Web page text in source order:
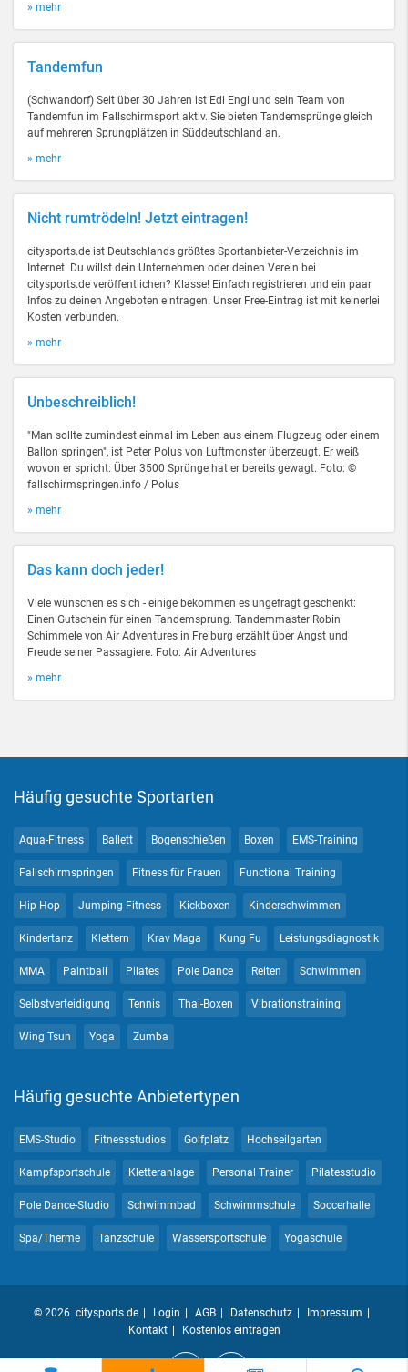
» mehr
Tandemfun
(Schwandorf) Seit über 30 Jahren ist Edi Engl und sein Team von
Tandemfun im Fallschirmsport aktiv. Sie bieten Tandemsprünge gleich
auf mehreren Sprungplätzen in Süddeutschland an.
» mehr
Nicht rumtrödeln! Jetzt eintragen!
citysports.de ist Deutschlands größtes Sportanbieter-Verzeichnis im
Internet. Du willst dein Unternehmen oder deinen Verein bei
citysports.de veröffentlichen? Klasse! Einfach registrieren und ein paar
Infos zu deinen Angeboten eintragen. Unser Free-Eintrag ist mit keinerlei
Kosten verbunden.
» mehr
Unbeschreiblich!
"Man sollte zumindest einmal im Leben aus einem Flugzeug oder einem
Ballon springen", ist Peter Polus von Luftmonster überzeugt. Er weiß
wovon er spricht: Über 3500 Sprünge hat er bereits gewagt. Foto: ©
fallschirmspringen.info / Polus
» mehr
Das kann doch jeder!
Viele wünschen es sich - einige bekommen es ungefragt geschenkt:
Einen Gutschein für einen Tandemsprung. Tandemmaster Robin
Schimmele von Air Adventures in Freiburg erzählt über Angst und
Freude seiner Passagiere. Foto: Air Adventures
» mehr
Häufig gesuchte Sportarten
Aqua-Fitness Ballett Bogenschießen Boxen EMS-Training
Fallschirmspringen Fitness für Frauen Functional Training
Hip Hop Jumping Fitness Kickboxen Kinderschwimmen
Kindertanz Klettern Krav Maga Kung Fu Leistungsdiagnostik
MMA Paintball Pilates Pole Dance Reiten Schwimmen
Selbstverteidigung Tennis Thai-Boxen Vibrationstraining
Wing Tsun Yoga Zumba
Häufig gesuchte Anbietertypen
EMS-Studio Fitnessstudios Golfplatz Hochseilgarten
Kampfsportschule Kletteranlage Personal Trainer Pilatesstudio
Pole Dance-Studio Schwimmbad Schwimmschule Soccerhalle
Spa/Therme Tanzschule Wassersportschule Yogaschule
© 2026 citysports.de Login AGB Datenschutz
Impressum
Kontakt
Kostenlos eintragen